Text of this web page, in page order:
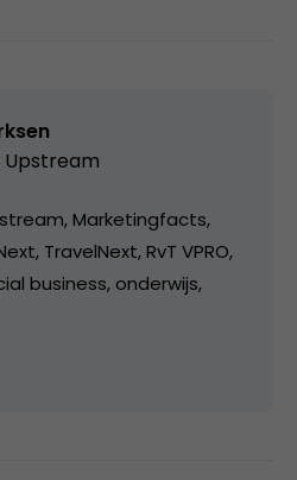
Upstream
Marketingfacts,
TravelNext, RvT VPRO,
business, onderwijs,